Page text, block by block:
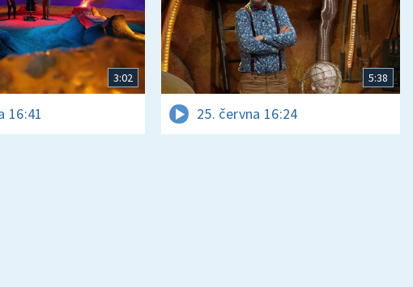
3:02
16:41
5:38
25. června 16:24